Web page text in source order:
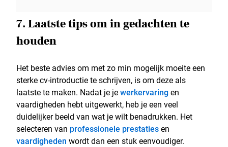
7. Laatste tips om in gedachten te
houden
Het beste advies om met zo min mogelijk moeite een
sterke cv-introductie te schrijven, is om deze als
laatste te maken. Nadat je jewerkervaringen
vaardigheden hebt uitgewerkt, heb je een veel
duidelijker beeld van wat je wilt benadrukken. Het
selecteren van professionele prestatiesen
vaardigheden wordt dan een stuk eenvoudiger.